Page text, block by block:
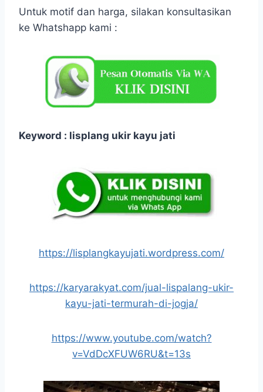
Untuk motif dan harga, silakan konsultasikan
ke Whatshapp kami :
Keyword : lisplang ukir kayu jati
https://lisplangkayujati.wordpress.com/
https://karyarakyat.com/jual-lispalang-ukir-
kayu-jati-termurah-di-jogja/
https://www.youtube.com/watch?
v=VdDcXFUW6RU&t=13s